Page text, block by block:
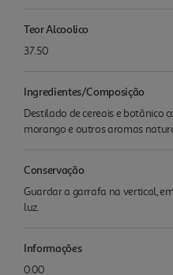
Teor Alcoolico
37.50
Ingredientes/Composição
Destilado de cereais e botânico
morango e outros aromas
Conservação
Guardar a garrafa na vertical,
luz.
Informações
0.00